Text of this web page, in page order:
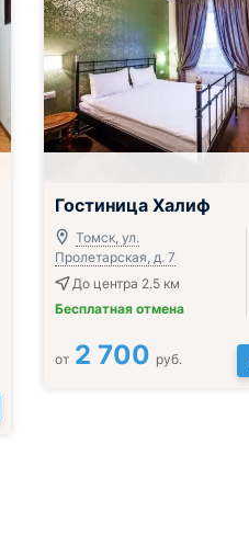
Гостиница Халиф
Томск, ул.
Пролетарская, д. 7
До центра 2.5 км
Бесплатная отмена
от 2 700 руб.